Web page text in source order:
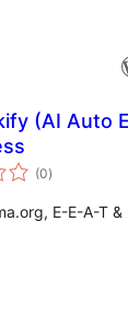
(AI Auto
(0總
評)
E-E-A-T